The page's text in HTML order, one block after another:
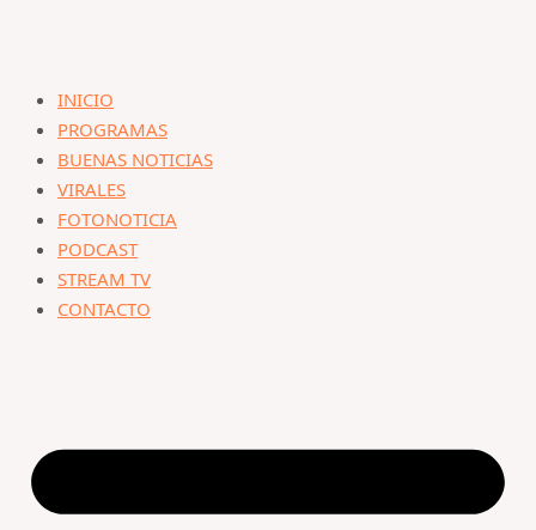
INICIO
PROGRAMAS
BUENAS NOTICIAS
VIRALES
FOTONOTICIA
PODCAST
STREAM TV
CONTACTO